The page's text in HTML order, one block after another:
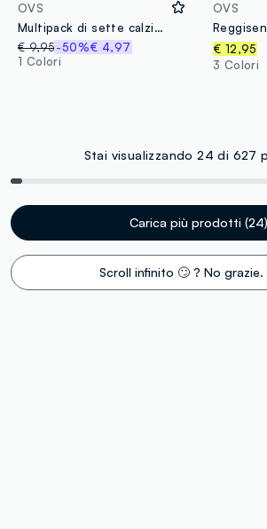
OVS
Multipack di sette calzini invisibili bianchi in tessuto elasticizzato
€ 9,95-50%€ 4,97
1 Colori
OVS
€ 12,95
3 Colori
Stai visualizzando 24 di 627
Carica più prodotti (24)
Scroll infinito 🙄 ? No grazie.